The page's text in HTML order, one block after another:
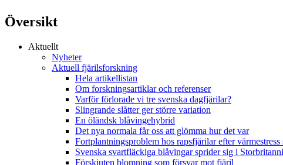
Översikt
Aktuellt
Nyheter
Aktuell fjärilsforskning
Hela artikellistan
Om forskningsartiklar och referenser
Varför förlorade vi tre svenska dagfjärilar?
Slingrande slåtter ger större variation
En öländsk blåvingehybrid
Det nya normala får oss att glömma hur det var
Fortplantningsproblem hos rapsfjärilar efter värmestress
Svenska svartfläckiga blåvingar sprider sig i
Förskjuten blomning som försvar mot fjäril